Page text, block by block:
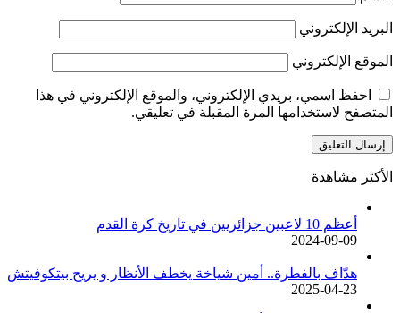
البريد الإلكتروني
الموقع الإلكتروني
احفظ اسمي، بريدي الإلكتروني، والموقع الإلكتروني في هذا
المتصفح لاستخدامها المرة المقبلة في تعليقي.
الأكثر مشاهدة
أعظم 10 لاعبين جزائريين في تاريخ كرة القدم
2024-09-09
هدّاف بالفطرة.. أمين شياخة يخطف الأنظار و يريح بيتكوفيتش
2025-04-23